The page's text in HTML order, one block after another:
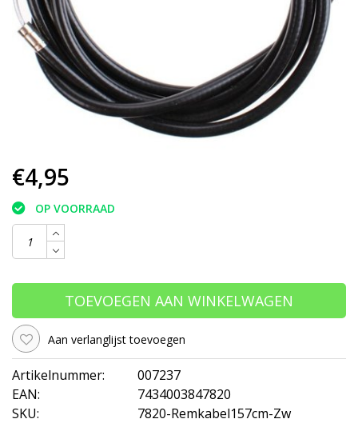
€4,95
OP VOORRAAD
TOEVOEGEN AAN WINKELWAGEN
Aan verlanglijst toevoegen
Artikelnummer:
007237
EAN:
7434003847820
SKU:
7820-Remkabel157cm-Zw